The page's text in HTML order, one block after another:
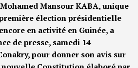
Mansour KABA, unique
élection présidentielle
en activité en Guinée, a
de presse, samedi 14
pour donner son avis sur